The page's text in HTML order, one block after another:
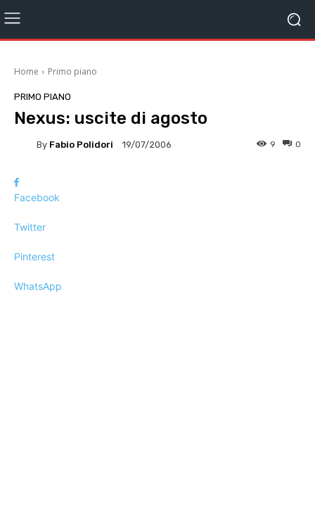
Home Primo piano
PRIMO PIANO
Nexus: uscite di agosto
By Fabio Polidori 19/07/2006 0
9
Facebook
Twitter
Pinterest
WhatsApp